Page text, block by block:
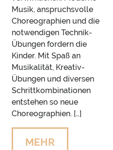
Musik, anspruchsvolle
Choreographien und die
notwendigen Technik-
Übungen fordern die
Kinder. Mit Spaß an
Musikalität, Kreativ-
Übungen und diversen
Schrittkombinationen
entstehen so neue
Choreographien. […]
MEHR